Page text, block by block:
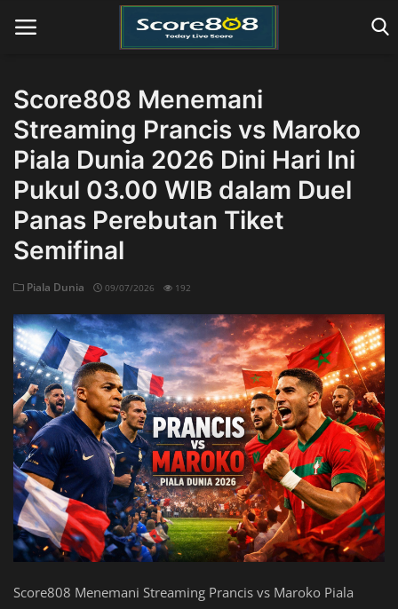
Home
Score808 Menemani
Streaming Prancis vs Maroko
Piala Dunia 2026 Dini Hari Ini
Pukul 03.00 WIB dalam Duel
Panas Perebutan Tiket
Semifinal
Piala Dunia 09/07/2026 192
Score808 Menemani Streaming Prancis vs Maroko Piala